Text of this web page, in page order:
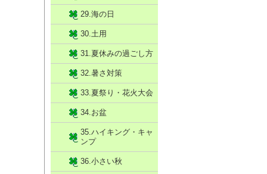
29.海の日
30.土用
31.夏休みの過ごし方
32.暑さ対策
33.夏祭り・花火大会
34.お盆
35.ハイキング・キャ
ンプ
36.小さい秋